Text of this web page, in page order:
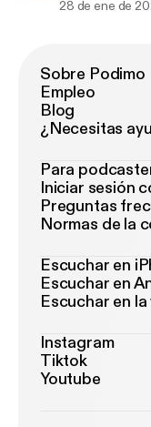
28 de ene de
Sobre Podimo
Empleo
Blog
¿Necesitas
Para
Iniciar sesión
Preguntas
Normas de la
Escuchar en
Escuchar en
Escuchar en
Instagram
Tiktok
Youtube